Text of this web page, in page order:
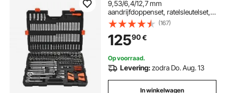
9,53/6,4/12,7 mm
aandrijfdoppenset, ratelsleutelset,
SAE en metrisch, diep en ondiep,
met bits, accessoires, draagkoffer,
CR-V-gelegeerd staal, voor
reparatie
(167)
12590€
Op voorraad.
Levering:zodra Do. Aug. 13
In winkelwagen